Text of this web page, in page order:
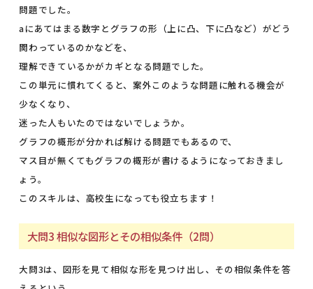
問題でした。
aにあてはまる数字とグラフの形（上に凸、下に凸など）がどう
関わっているのかなどを、
理解できているかがカギとなる問題でした。
この単元に慣れてくると、案外このような問題に触れる機会が
少なくなり、
迷った人もいたのではないでしょうか。
グラフの概形が分かれば解ける問題でもあるので、
マス目が無くてもグラフの概形が書けるようになっておきまし
ょう。
このスキルは、高校生になっても役立ちます！
大問3 相似な図形とその相似条件（2問）
大問3は、図形を見て相似な形を見つけ出し、その相似条件を答